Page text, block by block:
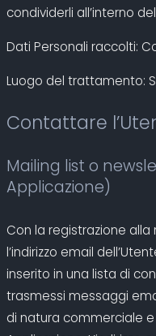
condividerli all’interno
Dati Personali raccolti:
Luogo del trattamento:
Contattare
Mailing list o
Applicazione)
Con la registrazione
l’indirizzo email
inserito in una lista di
trasmessi messaggi
di natura commerciale